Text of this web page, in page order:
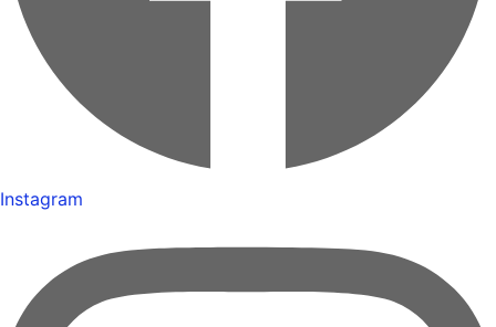
Instagram